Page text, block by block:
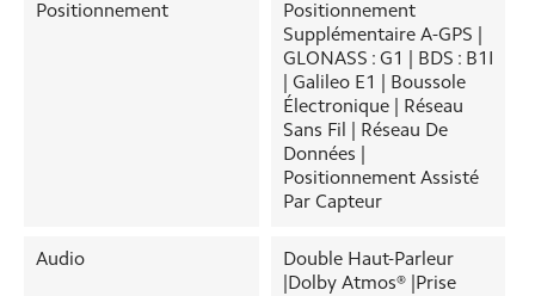
Positionnement
Positionnement
Supplémentaire A-GPS |
GLONASS : G1 | BDS : B1I
| Galileo E1 | Boussole
Électronique | Réseau
Sans Fil | Réseau De
Données |
Positionnement Assisté
Par Capteur
Audio
Double Haut-Parleur
|Dolby Atmos® |Prise